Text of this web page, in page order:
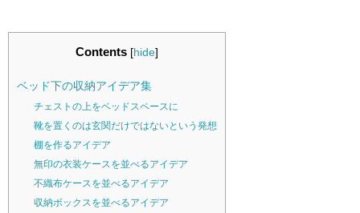
Contents [hide]
ベッド下の収納アイデア集
チェストの上をベッドスペースに
靴を置くのは玄関だけではないという発想
棚を作るアイデア
無印の衣装ケースを並べるアイデア
不織布ケースを並べるアイデア
収納ボックスを並べるアイデア